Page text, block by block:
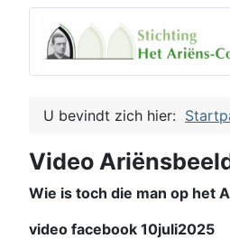
U bevindt zich hier:
Video
Wie is toch die man op het
video facebook 10juli2025